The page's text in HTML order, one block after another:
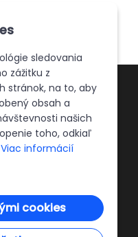
sledovania
zážitku z
stránok, na to, aby
obsah a
našich
toho, odkiaľ
Viac informácií
cookies